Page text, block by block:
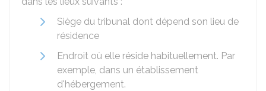
Siège du tribunal dont dépend son lieu de
résidence
Endroit où elle réside habituellement. Par
exemple, dans un établissement
d'hébergement.